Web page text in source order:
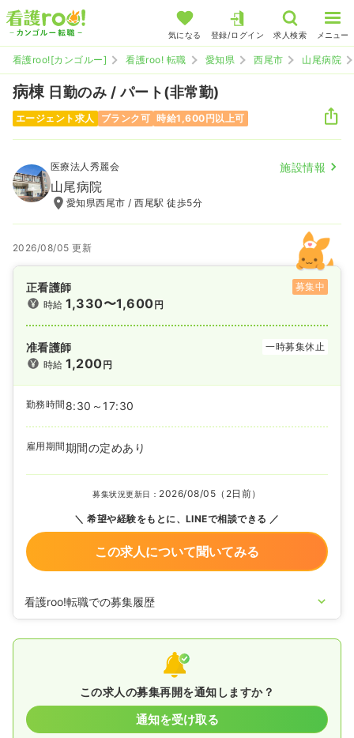
気になる 登録/ログイン 求人検索 メニュー
看護roo![カンゴルー] 看護roo! 転職 愛知県 西尾市 山尾病院
病棟 日勤のみ / パート(非常勤)
エージェント求人 ブランク可 時給1,600円以上可
医療法人秀麗会 施設情報
山尾病院
愛知県西尾市 / 西尾駅 徒歩5分
2026/08/05 更新
正看護師
募集中
時給1,330〜1,600円
准看護師
一時募集休止
時給1,200円
勤務時間 8:30～17:30
雇用期間期間の定めあり
募集状況更新日： 2026/08/05（2日前）
希望や経験をもとに、LINEで相談できる
この求人について聞いてみる
看護roo!転職での募集履歴
この求人の募集再開を通知しますか？
通知を受け取る